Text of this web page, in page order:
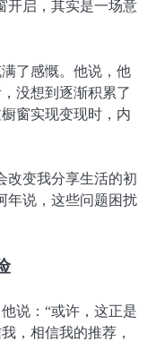
开启，其实是一场意
了感慨。他说，他
没想到逐渐积累了
窗实现变现时，内
改变我分享生活的初
年说，这些问题困扰
说：“或许，这正是
，相信我的推荐，